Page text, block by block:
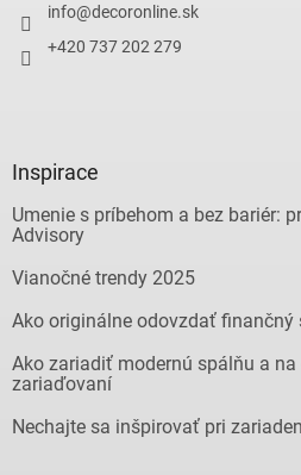
info@decoronline.sk
+420 737 202 279
Inspirace
Umenie s príbehom a bez bariér:
Advisory
Vianočné trendy 2025
Ako originálne odovzdať finančný
Ako zariadiť modernú spálňu a
zariaďovaní
Nechajte sa inšpirovať pri